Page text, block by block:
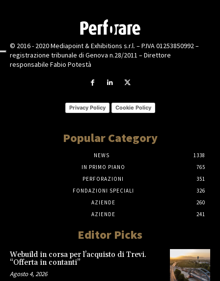
© 2016 - 2020 Mediapoint & Exhibitions s.r.l. – P.IVA 01253850992 –
registrazione tribunale di Genova n.28/2011 – Direttore
responsabile Fabio Potestà
Privacy Policy Cookie Policy
Popular Category
NEWS
1338
IN PRIMO PIANO
765
PERFORAZIONI
351
FONDAZIONI SPECIALI
326
AZIENDE
260
AZIENDE
241
Editor Picks
Webuild in corsa per l’acquisto di Trevi.
“Offerta in contanti”
Agosto 4, 2026